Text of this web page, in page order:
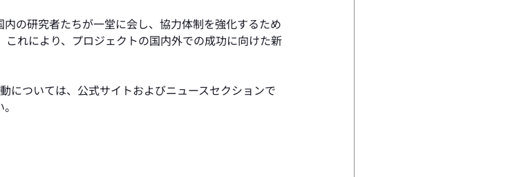
の研究者たちが一堂に会し、協力体制を強化するため
れにより、プロジェクトの国内外での成功に向けた新
については、公式サイトおよびニュースセクションで